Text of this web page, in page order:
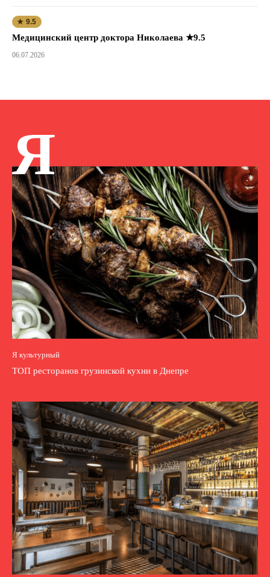
★ 9.5
Медицинский центр доктора Николаева ★9.5
06.07.2026
Я
Я культурный
ТОП ресторанов грузинской кухни в Днепре